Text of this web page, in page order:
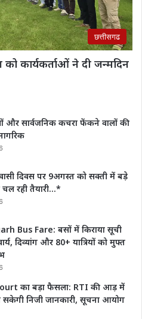
छत्तीसगढ
को कार्यकर्ताओं ने दी जन्मदिन
और सार्वजनिक कचरा फेंकने वालों की
दिवस पर 9अगस्त को सक्ती में बड़े
रही तैयारी…*
Bus Fare: बसों में किराया सूची
दिव्यांग और 80+ यात्रियों को मुफ्त
का बड़ा फैसला: RTI की आड़ में
सकेगी निजी जानकारी, सूचना आयोग